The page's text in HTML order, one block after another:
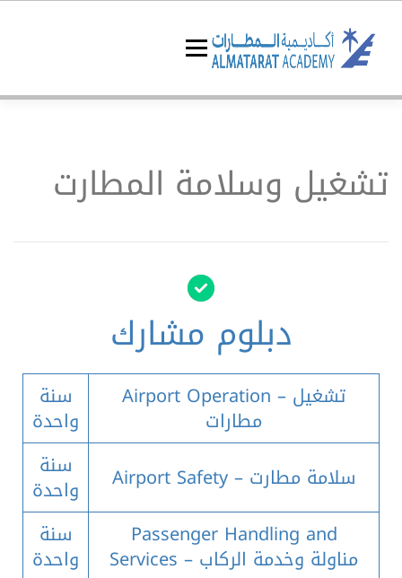
Skip
Menu
عن الأكاديمية
تشغيل وسلامة المطارت
دبلوم مشارك
سنة
واحدة
Airport Operation – تشغيل
مطارات
سنة
واحدة
Airport Safety – سلامة مطارت
سنة
واحدة
Passenger Handling and
Services – مناولة وخدمة الركاب